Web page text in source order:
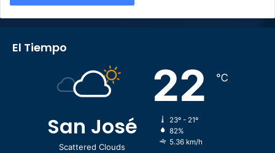
El Tiempo
San José
Scattered Clouds
22 ℃
23º - 21º
82%
5.36 km/h